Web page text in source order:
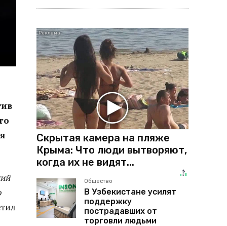
Скрытая камера на пляже
Крыма: Что люди вытворяют,
когда их не видят...
Общество
В Узбекистане усилят
поддержку
пострадавших от
торговли людьми